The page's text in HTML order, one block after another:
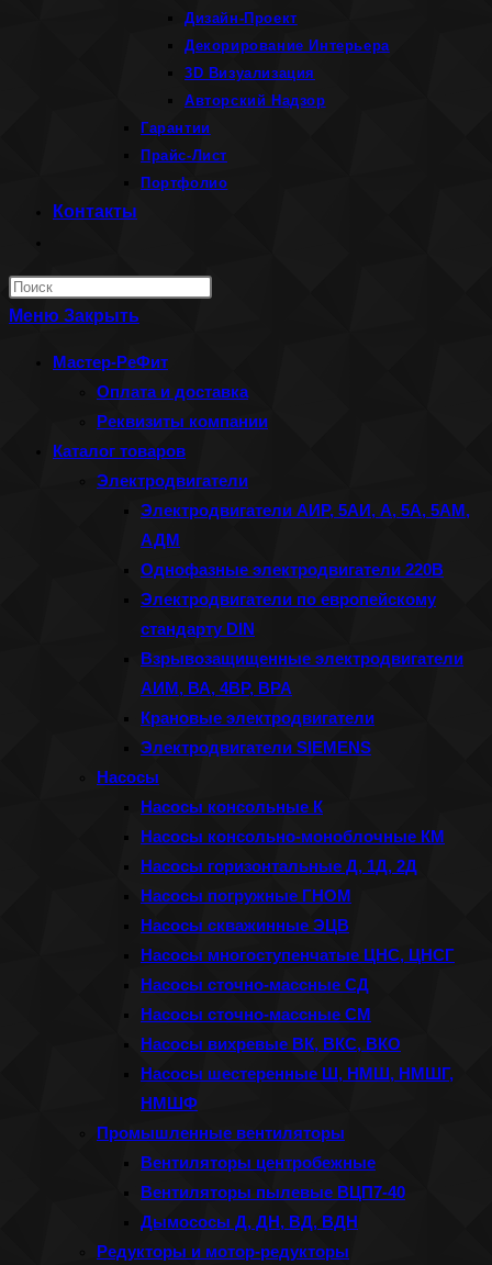
Дизайн-Проект
Декорирование Интерьера
3D Визуализация
Авторский Надзор
Гарантии
Прайс-Лист
Портфолио
Контакты
поиск
по
сайту
закрыть
панель
Меню Закрыть
Мастер-РеФит
Оплата и доставка
Реквизиты компании
Каталог товаров
Электродвигатели
Электродвигатели АИР, 5АИ, А, 5А, 5АМ,
АДМ
Однофазные электродвигатели 220В
Электродвигатели по европейскому
стандарту DIN
Взрывозащищенные электродвигатели
АИМ, ВА, 4ВР, ВРА
Крановые электродвигатели
Электродвигатели SIEMENS
Насосы
Насосы консольные К
Насосы консольно-моноблочные КМ
Насосы горизонтальные Д, 1Д, 2Д
Насосы погружные ГНОМ
Насосы скважинные ЭЦВ
Насосы многоступенчатые ЦНС, ЦНСГ
Насосы сточно-массные СД
Насосы сточно-массные СМ
Насосы вихревые ВК, ВКС, ВКО
Насосы шестеренные Ш, НМШ, НМШГ,
НМШФ
Промышленные вентиляторы
Вентиляторы центробежные
Вентиляторы пылевые ВЦП7-40
Дымососы Д, ДН, ВД, ВДН
Редукторы и мотор-редукторы